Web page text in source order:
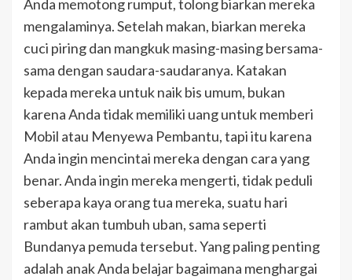
Anda memotong rumput, tolong biarkan mereka
mengalaminya. Setelah makan, biarkan mereka
cuci piring dan mangkuk masing-masing bersama-
sama dengan saudara-saudaranya. Katakan
kepada mereka untuk naik bis umum, bukan
karena Anda tidak memiliki uang untuk memberi
Mobil atau Menyewa Pembantu, tapi itu karena
Anda ingin mencintai mereka dengan cara yang
benar. Anda ingin mereka mengerti, tidak peduli
seberapa kaya orang tua mereka, suatu hari
rambut akan tumbuh uban, sama seperti
Bundanya pemuda tersebut. Yang paling penting
adalah anak Anda belajar bagaimana menghargai